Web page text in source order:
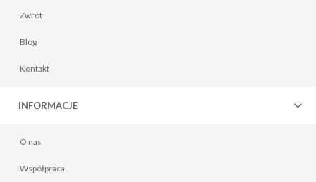
Kołdra silikonowa 200x220 całoroczna biała MediLux
Zwrot
Blog
Kontakt
INFORMACJE
O nas
Współpraca